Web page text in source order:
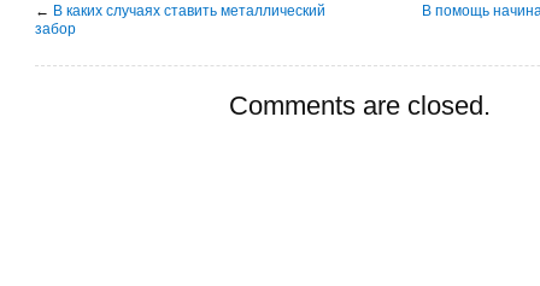
← В каких случаях ставить металлический
забор
В помощь
Comments are closed.